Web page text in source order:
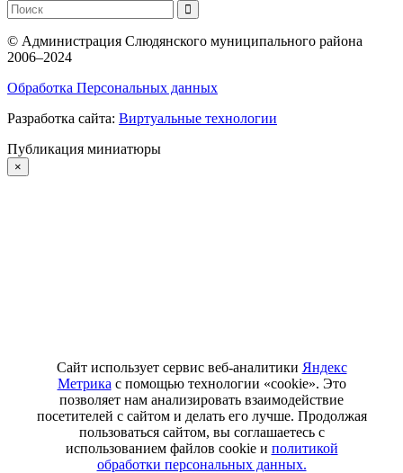
© Администрация Слюдянского муниципального района
2006–2024
Обработка Персональных данных
Разработка сайта: Виртуальные технологии
Публикация миниатюры
×
Сайт использует сервис веб-аналитики Яндекс
Метрика с помощью технологии «cookie». Это
позволяет нам анализировать взаимодействие
посетителей с сайтом и делать его лучше. Продолжая
пользоваться сайтом, вы соглашаетесь с
использованием файлов cookie и политикой
обработки персональных данных.